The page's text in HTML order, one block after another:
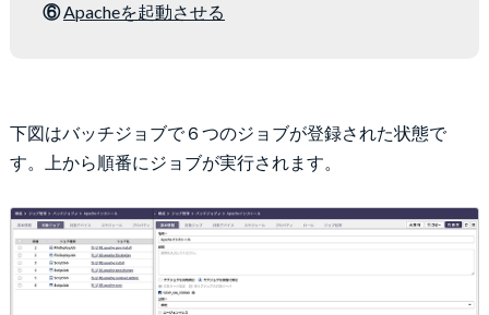
⑥Apacheを起動させる
下図はバッチジョブで６つのジョブが登録された状態で
す。上から順番にジョブが実行されます。